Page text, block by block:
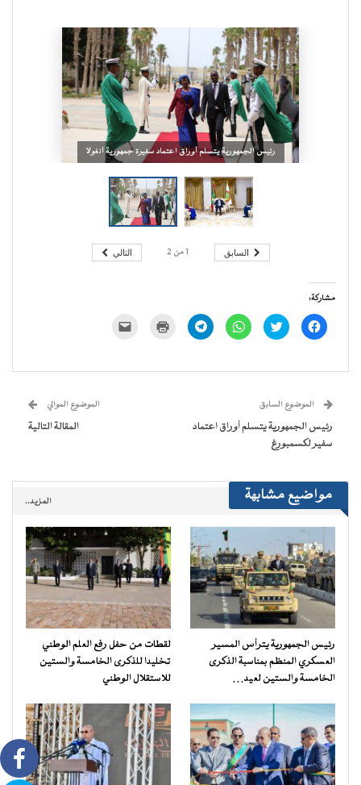
رئيس الجمهورية يتسلم أوراق اعتماد سفيرة جمهورية آنغولا
السابق 1من 2 التالي
مشاركة:
انقر
للمشاركة
في
اضغط
للمشاركة
في
انقر
للمشاركة
في
انقر
للمشاركة
في
للطباعة
جديدة) الإلكتروني
الموضوع السابق
رئيس الجمهورية يتسلم أوراق اعتماد
سفير لكسمبورغ
الموضوع الموالي
المقالة التالية
مواضيع مشابهة المزيد..
رئيس الجمهورية يترأس المسير
العسكري المنظم بمناسبة الذكرى
الخامسة والستين لعيد…
لقطات من حفل رفع العلم الوطني
تخليدا للذكرى الخامسة والستين
للاستقلال الوطني